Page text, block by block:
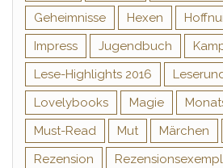
Geheimnisse
Hexen
Impress
Jugendbuch
Lese-Highlights 2016
Lovelybooks
Magie
Must-Read
Mut Märchen
Rezension